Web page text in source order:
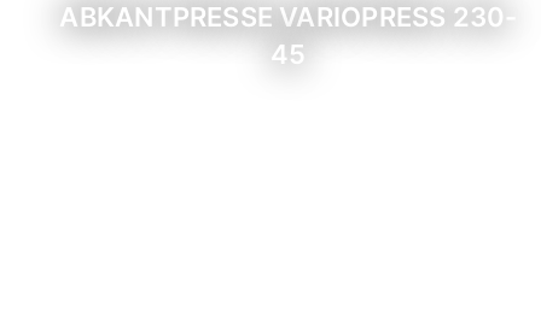
ABKANTPRESSE VARIOPRESS 230-
45